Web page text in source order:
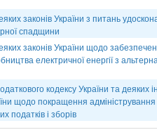
законів України з питань
спадщини
законів України щодо
електричної енергії з
кодексу України та деяких
щодо покращення
податків і зборів